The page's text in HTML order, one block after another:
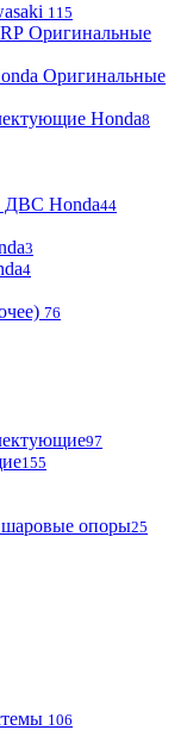
115
Оригинальные
Оригинальные
Honda8
ДВС Honda44
3
4
76
97
155
шаровые опоры25
106